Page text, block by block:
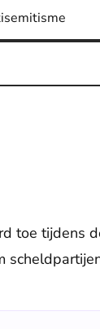
toe tijdens